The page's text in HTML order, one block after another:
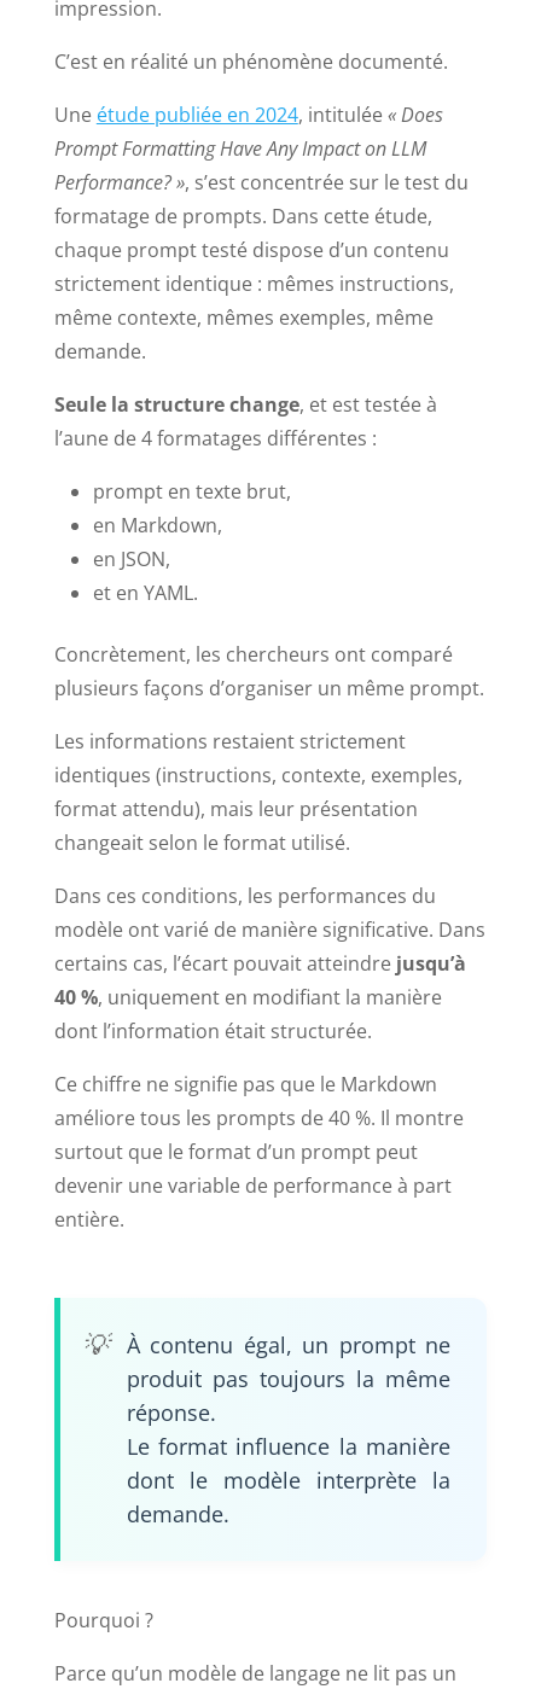
impression.
C’est en réalité un phénomène documenté.
Une étude publiée en 2024, intitulée« Does
Prompt Formatting Have Any Impact on LLM
Performance? », s’est concentrée sur le test du
formatage de prompts. Dans cette étude,
chaque prompt testé dispose d’un contenu
strictement identique : mêmes instructions,
même contexte, mêmes exemples, même
demande.
Seule la structure change, et est testée à
l’aune de 4 formatages différentes :
prompt en texte brut,
en Markdown,
en JSON,
et en YAML.
Concrètement, les chercheurs ont comparé
plusieurs façons d’organiser un même prompt.
Les informations restaient strictement
identiques (instructions, contexte, exemples,
format attendu), mais leur présentation
changeait selon le format utilisé.
Dans ces conditions, les performances du
modèle ont varié de manière significative. Dans
certains cas, l’écart pouvait atteindre jusqu’à
40 %, uniquement en modifiant la manière
dont l’information était structurée.
Ce chiffre ne signifie pas que le Markdown
améliore tous les prompts de 40 %. Il montre
surtout que le format d’un prompt peut
devenir une variable de performance à part
entière.
À contenu égal, un prompt ne
produit pas toujours la même
réponse.
Le format influence la manière
dont le modèle interprète la
demande.
Pourquoi ?
Parce qu’un modèle de langage ne lit pas un